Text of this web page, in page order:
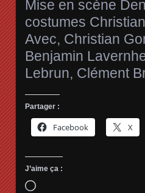
Mise en scène
costumes
Avec, Christian
Benjamin
Lebrun, Clément
Partager :
Facebook X
J’aime ça :
Chargement…